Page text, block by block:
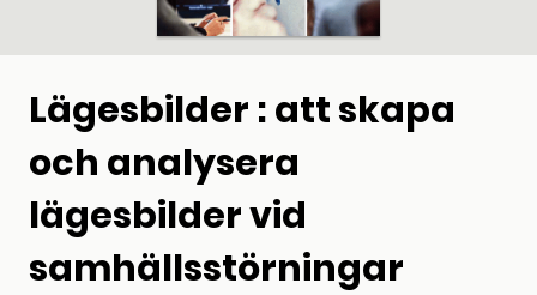
Lägesbilder : att skapa
och analysera
lägesbilder vid
samhällsstörningar